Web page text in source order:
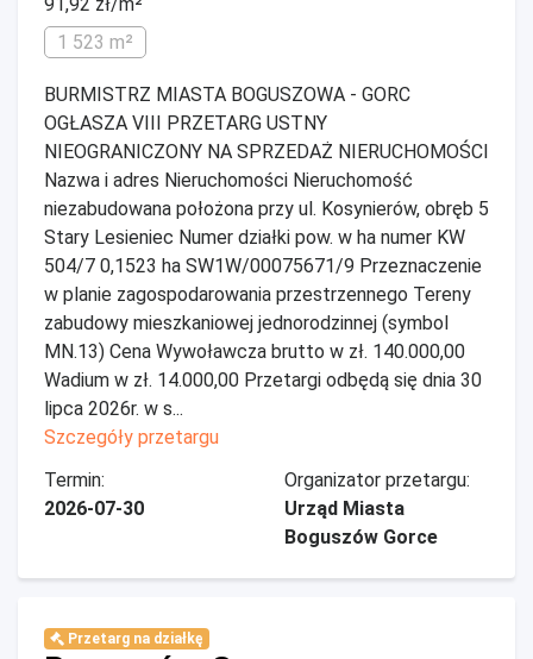
1 523 m²
BURMISTRZ MIASTA BOGUSZOWA - GORC
OGŁASZA VIII PRZETARG USTNY
NIEOGRANICZONY NA SPRZEDAŻ NIERUCHOMOŚCI
Nazwa i adres Nieruchomości Nieruchomość
niezabudowana położona przy ul. Kosynierów, obręb 5
Stary Lesieniec Numer działki pow. w ha numer KW
504/7 0,1523 ha SW1W/00075671/9 Przeznaczenie
w planie zagospodarowania przestrzennego Tereny
zabudowy mieszkaniowej jednorodzinnej (symbol
MN.13) Cena Wywoławcza brutto w zł. 140.000,00
Wadium w zł. 14.000,00 Przetargi odbędą się dnia 30
lipca 2026r. w s...
Szczegóły przetargu
Termin:
2026-07-30
Organizator przetargu:
Urząd Miasta
Boguszów Gorce
Przetarg na działkę